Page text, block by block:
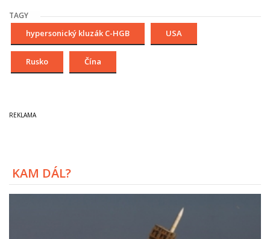
TAGY
hypersonický kluzák C-HGB USA
Rusko Čína
KAM DÁL?